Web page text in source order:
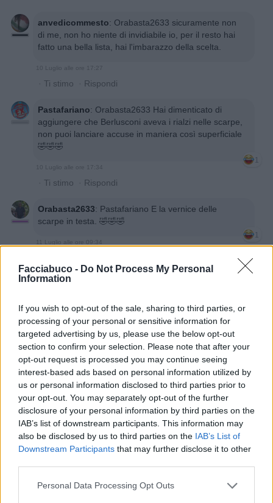
Facciabuco - Do Not Process My Personal
Information
If you wish to opt-out of the sale, sharing to third parties, or
processing of your personal or sensitive information for
targeted advertising by us, please use the below opt-out
section to confirm your selection. Please note that after your
opt-out request is processed you may continue seeing
interest-based ads based on personal information utilized by
us or personal information disclosed to third parties prior to
your opt-out. You may separately opt-out of the further
disclosure of your personal information by third parties on the
IAB’s list of downstream participants. This information may
also be disclosed by us to third parties on the IAB’s List of
Downstream Participants that may further disclose it to other
Personal Data Processing Opt Outs
anvedicommesto: Orabasta2633 sicuramente non
di me, non ho niente di invidiabile io, per il resto hai
fatto una bella lista, hai l'imbarazzo della scelta.
10 Luglio alle ore 17:27
· Ti stimo · Rispondi
Pastafariano: Orabasta2633 Hai dimenticato di
aggiungere che Berlusconi aveva i rialzi nelle scarpe,
non puoi lanciare accuse in maniera così superficiale
🤣🤣🤣
1
10 Luglio alle ore 17:34
· Ti stimo · Rispondi
Orabasta2633: Pastafariano E la vernice delle
scarpe in testa. 🤣🤣🤣
1
11 Luglio alle ore 09:34
Pastafariano
questione tricologica di Silvio era tale chiamava per
nome i suoi capelli, li riconosceva uno ad uno... 😇
·Ti stimo·Rispondi
Orabasta2633:Pastafariano Era una battuta. 😂
11 Luglio alle ore 17:22
· Ti stimo Rispondi
Pastafariano:Orabasta2633 Anche la mia, la